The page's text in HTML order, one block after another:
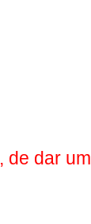
de dar um